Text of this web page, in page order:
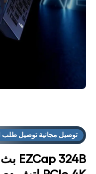
توصيل مجانية توصيل طلب